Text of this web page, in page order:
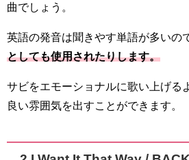
曲でしょう。
英語の発音は聞きやす単語が多いの
としても使用されたりします。
サビをエモーショナルに歌い上げる
良い雰囲気を出すことができます。